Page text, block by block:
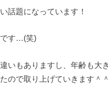
話題になっています！
です…(笑)
いもありますし、年齢も大
ので取り上げていきます＾＾